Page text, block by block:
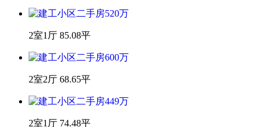
2室1厅 85.08平
2室2厅 68.65平
2室1厅 74.48平